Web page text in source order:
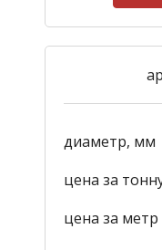
диаметр, мм
цена за
цена за метр